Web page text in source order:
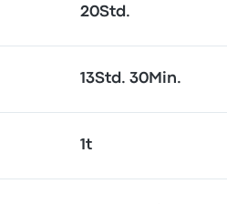
20Std.
13Std. 30Min.
1t